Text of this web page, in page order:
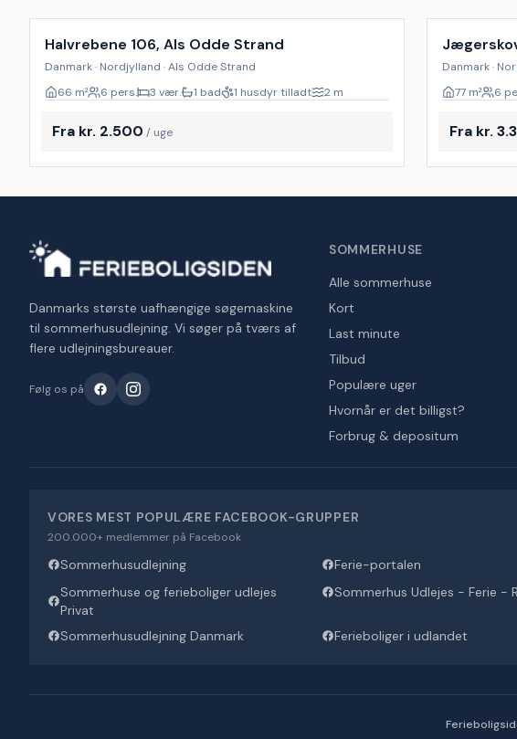
Halvrebene 106, Als Odde Strand
Danmark · Nordjylland · Als Odde Strand
66 m² 6 pers. 3 vær. 1 bad 1 husdyr tilladt 2 m
Fra kr. 2.500 / uge
Danmark ·
77m² 6
Fra kr.
Danmarks største uafhængige søgemaskine
til sommerhusudlejning. Vi søger på tværs af
flere udlejningsbureauer.
Følg os på
SOMMERHUSE
Alle sommerhuse
Kort
Last minute
Tilbud
Populære uger
Hvornår er det billigst?
Forbrug & depositum
VORES MEST POPULÆRE FACEBOOK-GRUPPER
200.000+ medlemmer på Facebook
Sommerhusudlejning
Ferie-portalen
Sommerhuse og ferieboliger udlejes
Privat
Sommerhus Udlejes - Ferie -
Sommerhusudlejning Danmark Ferieboliger i udlandet